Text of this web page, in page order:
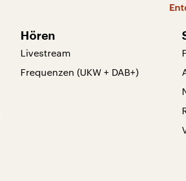
Hören
Livestream
Frequenzen (UKW + DAB+)